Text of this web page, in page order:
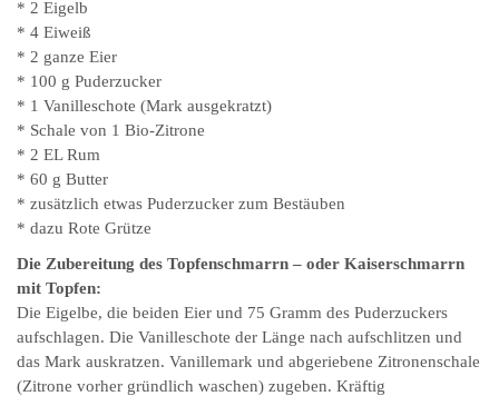
* 2 Eigelb
* 4 Eiweiß
* 2 ganze Eier
* 100 g Puderzucker
* 1 Vanilleschote (Mark ausgekratzt)
* Schale von 1 Bio-Zitrone
* 2 EL Rum
* 60 g Butter
* zusätzlich etwas Puderzucker zum Bestäuben
* dazu Rote Grütze
Die Zubereitung des Topfenschmarrn – oder Kaiserschmarrn
mit Topfen:
Die Eigelbe, die beiden Eier und 75 Gramm des Puderzuckers
aufschlagen. Die Vanilleschote der Länge nach aufschlitzen und
das Mark auskratzen. Vanillemark und abgeriebene Zitronenschale
(Zitrone vorher gründlich waschen) zugeben. Kräftig